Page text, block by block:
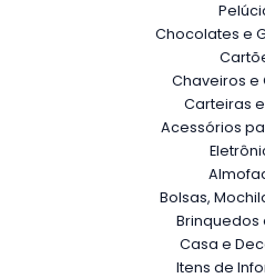
Chocolates e
Chaveiros e
Carteiras
Acessórios
Bolsas,
Brinquedos
Casa e
Itens de